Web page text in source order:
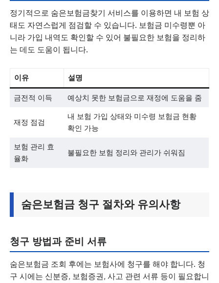
정기적으로 숨은보험금찾기 서비스를 이용하면 내 보험 상
태도 자연스럽게 점검할 수 있습니다. 보험금 미수령뿐 아
니라 가입 내역도 확인할 수 있어 불필요한 보험을 정리하
는 데도 도움이 됩니다.
이유 설명
금전적 이득 예상치 못한 보험금으로 재정에 도움을 줌
재정 점검
내 보험 가입 상태와 미수령 보험금 현황
확인 가능
보험 관리 효
율화
불필요한 보험 정리와 관리가 쉬워짐
숨은보험금 청구 절차와 유의사항
청구 방법과 준비 서류
숨은보험금 조회 후에는 보험사에 청구를 해야 합니다. 청
구 시에는 신분증, 보험증권, 사고 관련 서류 등이 필요합니